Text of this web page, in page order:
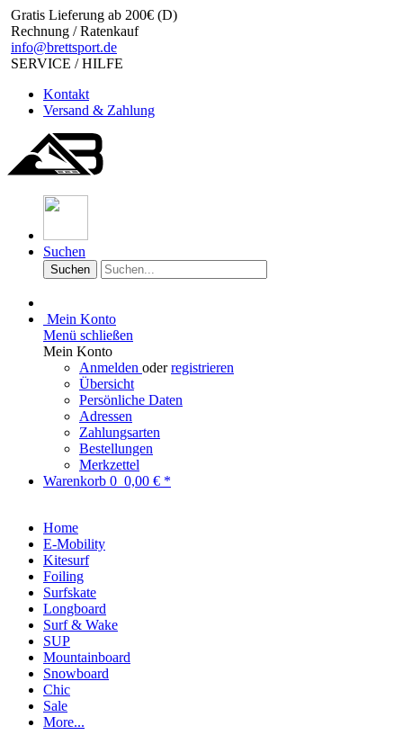
Gratis Lieferung ab 200€ (D)
Rechnung / Ratenkauf
info@brettsport.de
SERVICE / HILFE
Kontakt
Versand & Zahlung
Suchen
Suchen
Mein Konto
Menü schließen
Mein Konto
Anmelden oderregistrieren
Übersicht
Persönliche Daten
Adressen
Zahlungsarten
Bestellungen
Merkzettel
Warenkorb 0 0,00 € *
Home
E-Mobility
Kitesurf
Foiling
Surfskate
Longboard
Surf & Wake
SUP
Mountainboard
Snowboard
Chic
Sale
More...